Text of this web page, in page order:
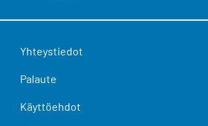
Yhteystiedot
Palaute
Käyttöehdot